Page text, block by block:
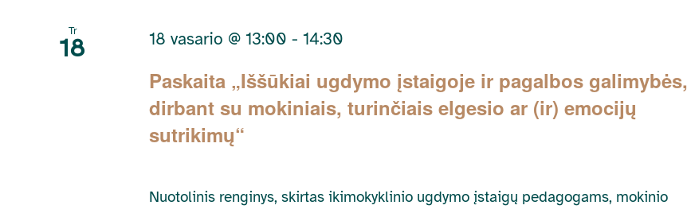
Keyword.
Tr
18
Paskaita „Iššūkiai ugdymo įstaigoje ir pagalbos galimybės,
dirbant su mokiniais, turinčiais elgesio ar (ir) emocijų
sutrikimų“
18 vasario @ 13:00 -14:30
Nuotolinis renginys, skirtas ikimokyklinio ugdymo įstaigų pedagogams, mokinio